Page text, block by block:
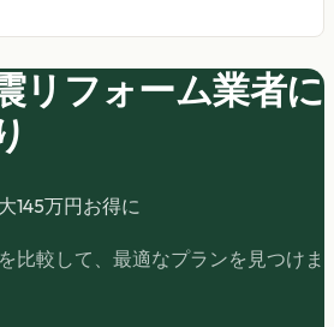
リフォーム業者に
145万円お得に
比較して、最適なプランを見つけま